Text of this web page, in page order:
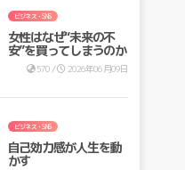
ビジネス・SNS
女性はなぜ“未来の不
安”を買ってしまうのか
570 / 2026年06月09日
ビジネス・SNS
自己効力感が人生を動
かす